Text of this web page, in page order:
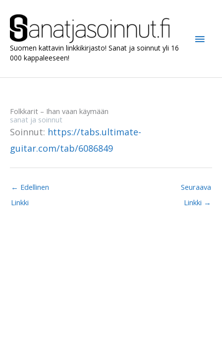
sisältöön
Suomen kattavin linkkikirjasto! Sanat ja soinnut yli 16
000 kappaleeseen!
Folkkarit – Ihan vaan käymään
sanat ja soinnut
Soinnut: https://tabs.ultimate-
guitar.com/tab/6086849
← Edellinen
Linkki
Seuraava
Linkki →